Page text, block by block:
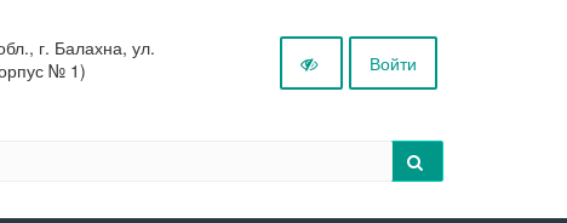
г. Балахна, ул.
№ 1)
Войти